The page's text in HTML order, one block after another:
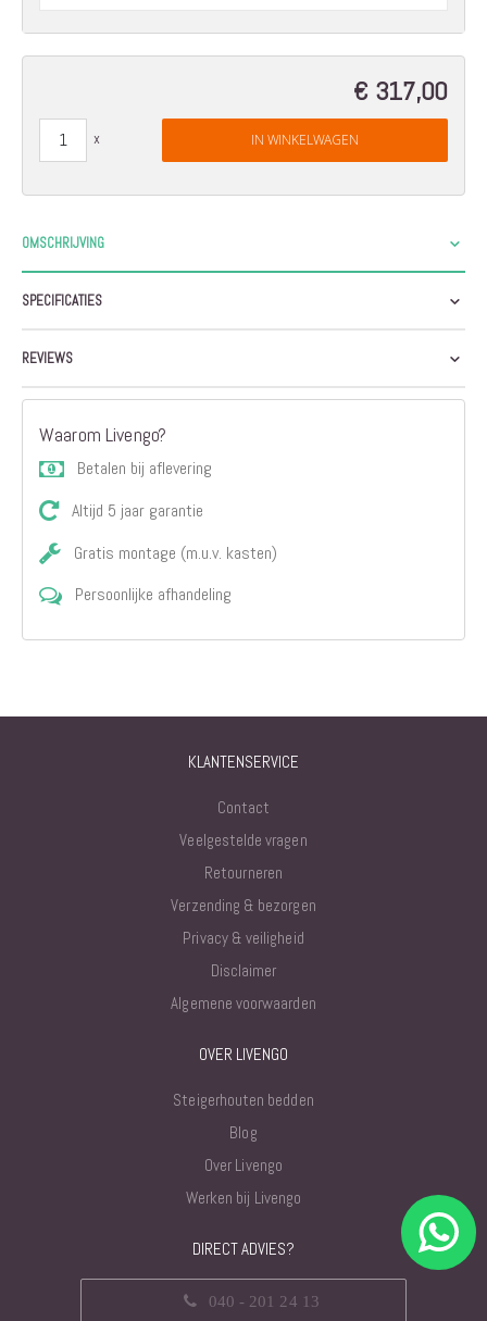
€ 317,00
IN WINKELWAGEN
OMSCHRIJVING
SPECIFICATIES
REVIEWS
Waarom Livengo?
Betalen bij aflevering
Altijd 5 jaar garantie
Gratis montage (m.u.v. kasten)
Persoonlijke afhandeling
KLANTENSERVICE
Contact
Veelgestelde vragen
Retourneren
Verzending & bezorgen
Privacy & veiligheid
Disclaimer
Algemene voorwaarden
OVER LIVENGO
Steigerhouten bedden
Blog
Over Livengo
Werken bij Livengo
DIRECT ADVIES?
040 - 201 24 13